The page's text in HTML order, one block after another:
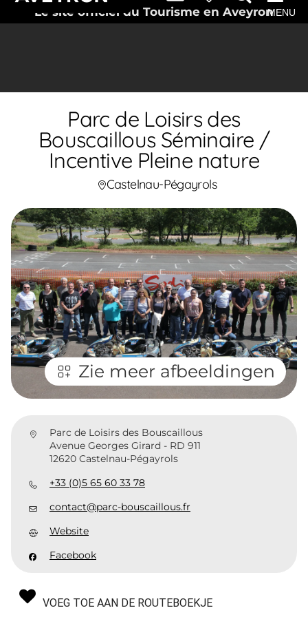
Le site officiel du Tourisme en AveyronMENU
Parc de Loisirs des
Bouscaillous Séminaire /
Incentive Pleine nature
Castelnau-Pégayrols
Zie meer afbeeldingen
Parc de Loisirs des Bouscaillous
Avenue Georges Girard - RD 911
12620 Castelnau-Pégayrols
+33 (0)5 65 60 33 78
contact@parc-bouscaillous.fr
Website
Facebook
VOEG TOE AAN DE ROUTEBOEKJE